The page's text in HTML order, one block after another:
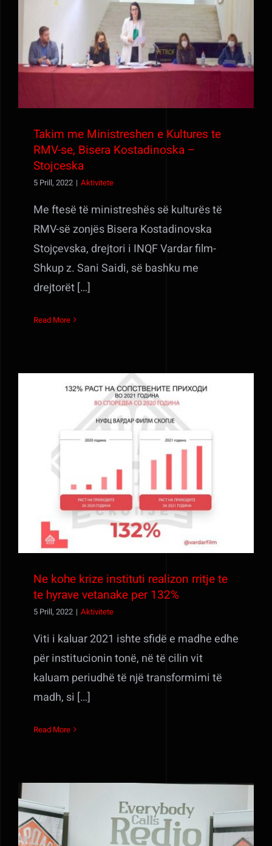
Takim me Ministreshen e Kultures te
RMV-se, Bisera Kostadinoska – Stojceska
Takim me Ministreshen e Kultures te
RMV-se, Bisera Kostadinoska –
Stojceska
5 Prill, 2022 | Aktivitete
Me ftesë të ministreshës së kulturës të
RMV-së zonjës Bisera Kostadinovska
Stojçevska, drejtori i INQF Vardar film-
Shkup z. Sani Saidi, së bashku me
drejtorët […]
Read More
Ne kohe krize instituti realizon rritje te te
hyrave vetanake per 132%
Ne kohe krize instituti realizon rritje te
te hyrave vetanake per 132%
5 Prill, 2022 | Aktivitete
Viti i kaluar 2021 ishte sfidë e madhe edhe
për institucionin tonë, në të cilin vit
kaluam periudhë të një transformimi të
madh, si […]
Read More